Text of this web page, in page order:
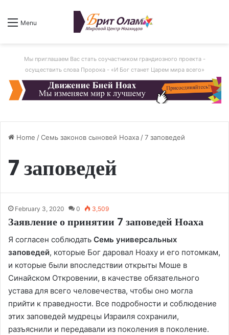
Menu
Мы приглашаем Вас стать соучастником грандиозного проекта -
осуществить слова Пророка - «И Бог станет Царем мира всего»
Home /Семь законов сыновей Ноаха /7 заповедей
7 заповедей
February 3, 2020 0 3,509
Заявление о принятии 7 заповедей Ноаха
Я согласен соблюдатьСемь универсальных
заповедей, которые Бог даровал Ноаху и его потомкам,
и которые были впоследствии открыты Моше в
Синайском Откровении, в качестве обязательного
устава для всего человечества, чтобы оно могла
прийти к праведности. Все подробности и соблюдение
этих заповедей мудрецы Израиля сохранили,
разъяснили и передавали из поколения в поколение.